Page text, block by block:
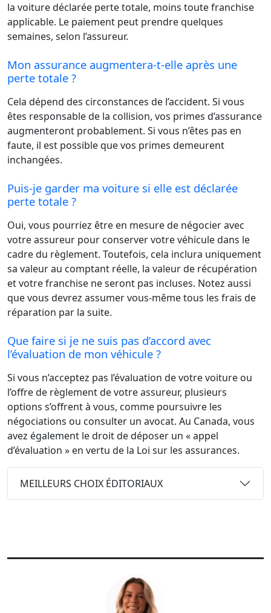
la voiture déclarée perte totale, moins toute franchise
applicable. Le paiement peut prendre quelques
semaines, selon l’assureur.
Mon assurance augmentera-t-elle après une
perte totale ?
Cela dépend des circonstances de l’accident. Si vous
êtes responsable de la collision, vos primes d’assurance
augmenteront probablement. Si vous n’êtes pas en
faute, il est possible que vos primes demeurent
inchangées.
Puis-je garder ma voiture si elle est déclarée
perte totale ?
Oui, vous pourriez être en mesure de négocier avec
votre assureur pour conserver votre véhicule dans le
cadre du règlement. Toutefois, cela inclura uniquement
sa valeur au comptant réelle, la valeur de récupération
et votre franchise ne seront pas incluses. Notez aussi
que vous devrez assumer vous-même tous les frais de
réparation par la suite.
Que faire si je ne suis pas d’accord avec
l’évaluation de mon véhicule ?
Si vous n’acceptez pas l’évaluation de votre voiture ou
l’offre de règlement de votre assureur, plusieurs
options s’offrent à vous, comme poursuivre les
négociations ou consulter un avocat. Au Canada, vous
avez également le droit de déposer un « appel
d’évaluation » en vertu de la Loi sur les assurances.
MEILLEURS CHOIX ÉDITORIAUX